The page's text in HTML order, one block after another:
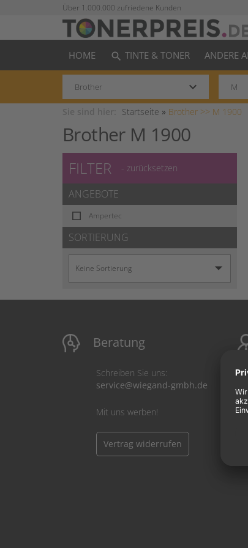
Über 1.000.000 zufriedene Kunden
HOME search TINTE & TONER ANDERE
keyboard_arrow_down
Startseite » Brother >> M 1900
Brother M 1900
FILTER - zurücksetzen
ANGEBOTE
Ampertec
SORTIERUNG
Beratung
Schreiben Sie uns:
service@wiegand-gmbh.de
Mit uns werben!
Vertrag widerrufen